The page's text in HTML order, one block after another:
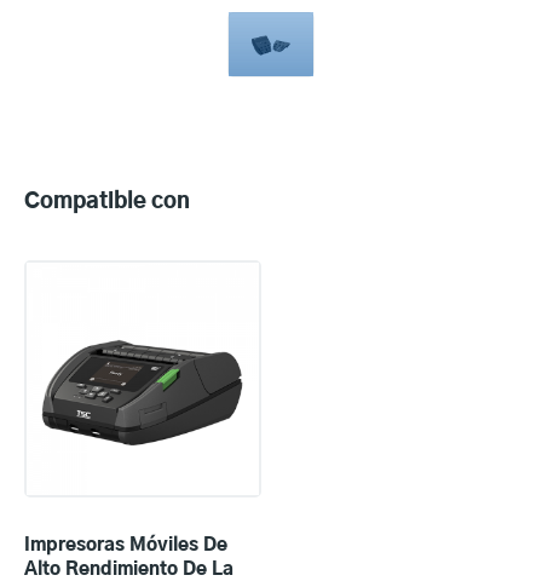
Compatible con
Impresoras Móviles De
Alto Rendimiento De La